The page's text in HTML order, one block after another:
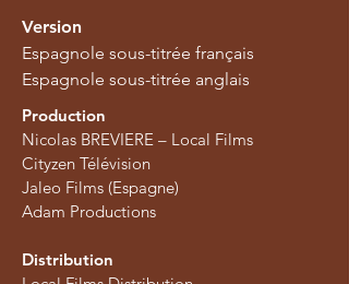
Version
Espagnole sous-titrée français
Espagnole sous-titrée anglais
Production
Nicolas BREVIERE – Local Films
Cityzen Télévision
Jaleo Films (Espagne)
Adam Productions
Distribution